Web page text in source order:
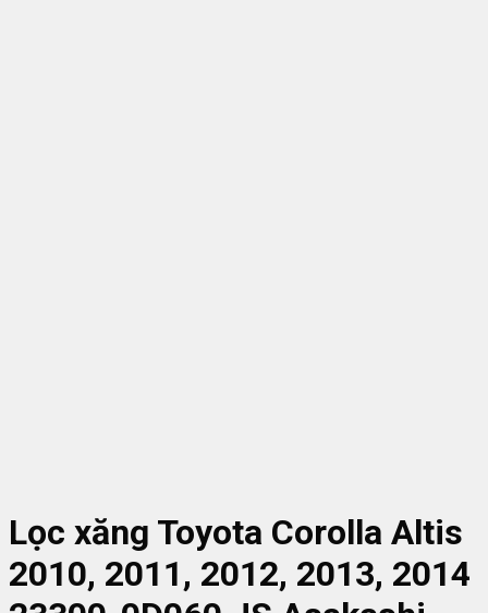
Lọc xăng Toyota Corolla Altis
2010, 2011, 2012, 2013, 2014